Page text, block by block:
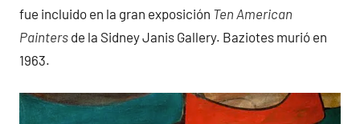
fue incluido en la gran exposición Ten American
Painters de la Sidney Janis Gallery. Baziotes murió en
1963.